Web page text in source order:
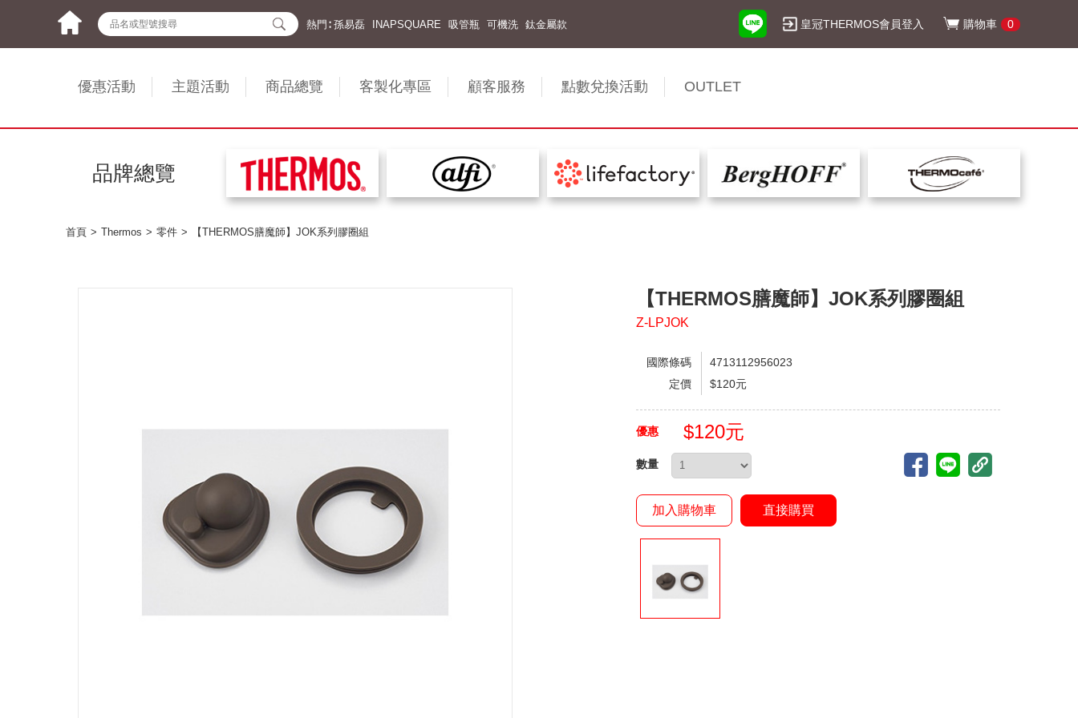
購物車 0
皇冠THERMOS會員登入
熱門∶ 孫易磊 INAPSQUARE 吸管瓶 可機洗 鈦金屬款
優惠活動 主題活動 商品總覽 客製化專區 顧客服務 點數兌換活動 OUTLET
品牌總覽
首頁 Thermos 零件 【THERMOS膳魔師】JOK系列膠圈組
【THERMOS膳魔師】JOK系列膠圈組
Z-LPJOK
國際條碼
4713112956023
定價
$120元
優惠 $120元
數量
加入購物車 直接購買